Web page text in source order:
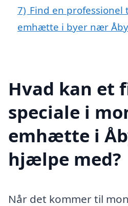
7) Find en
emhætte i byer nær
Hvad kan et
speciale i
emhætte i
hjælpe med?
Når det kommer til